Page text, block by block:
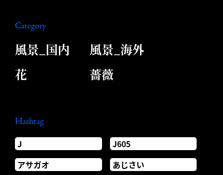
Category
風景_国内
風景_海外
花
薔薇
Hashtag
J
J605
アサガオ
あじさい